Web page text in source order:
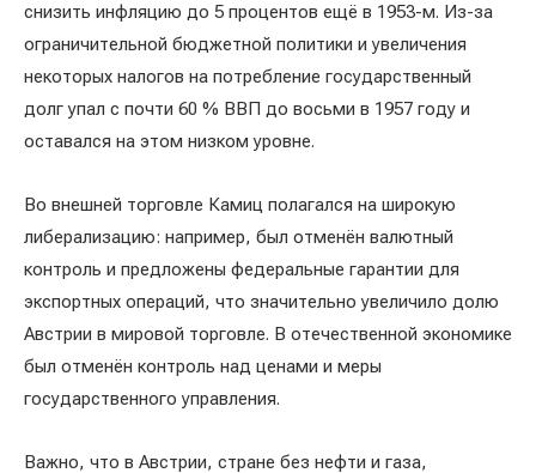
снизить инфляцию до 5 процентов ещё в 1953-м. Из-за
ограничительной бюджетной политики и увеличения
некоторых налогов на потребление государственный
долг упал с почти 60 % ВВП до восьми в 1957 году и
оставался на этом низком уровне.
Во внешней торговле Камиц полагался на широкую
либерализацию: например, был отменён валютный
контроль и предложены федеральные гарантии для
экспортных операций, что значительно увеличило долю
Австрии в мировой торговле. В отечественной экономике
был отменён контроль над ценами и меры
государственного управления.
Важно, что в Австрии, стране без нефти и газа,